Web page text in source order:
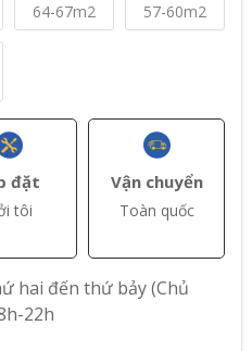
64-67m2
57-60m2
đặt
tôi
Vận chuyển
Toàn quốc
hai đến thứ bảy (Chủ
22h